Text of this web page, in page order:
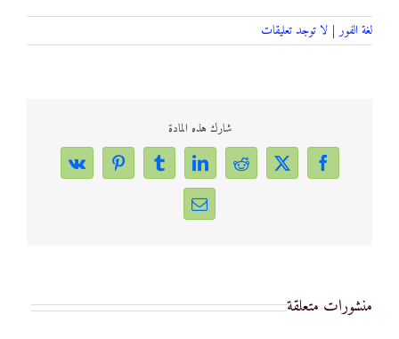
لغة الفور | لا توجد تعليقات
شارك هذه المادة
Facebook
X
Reddit
LinkedIn
Tumblr
Pinterest
Vk
Email
منشورات متعلقة